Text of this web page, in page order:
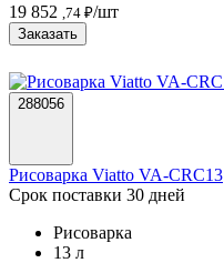
19 852 ,74 ₽/шт
Заказать
288056
Рисоварка Viatto VA-CRC13
Срок поставки 30 дней
Рисоварка
13 л